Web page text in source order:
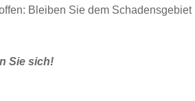
Bleiben Sie dem Schadensgebiet
Sie sich!